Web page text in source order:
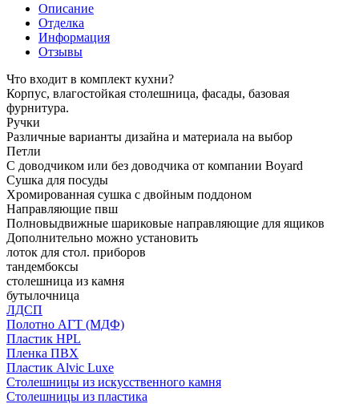
Описание
Отделка
Информация
Отзывы
Что входит в комплект кухни?
Корпус, влагостойкая столешница, фасады, базовая
фурнитура.
Ручки
Различные варианты дизайна и материала на выбор
Петли
С доводчиком или без доводчика от компании Boyard
Сушка для посуды
Хромированная сушка с двойным поддоном
Направляющие пвш
Полновыдвижные шариковые направляющие для ящиков
Дополнительно можно установить
лоток для стол. приборов
тандембоксы
столешница из камня
бутылочница
ЛДСП
Полотно АГТ (МДФ)
Пластик HPL
Пленка ПВХ
Пластик Alvic Luxe
Столешницы из искусственного камня
Столешницы из пластика